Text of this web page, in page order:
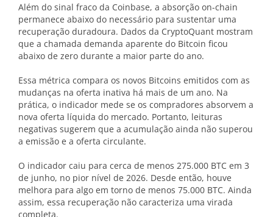
Além do sinal fraco da Coinbase, a absorção on-chain
permanece abaixo do necessário para sustentar uma
recuperação duradoura. Dados da CryptoQuant mostram
que a chamada demanda aparente do Bitcoin ficou
abaixo de zero durante a maior parte do ano.
Essa métrica compara os novos Bitcoins emitidos com as
mudanças na oferta inativa há mais de um ano. Na
prática, o indicador mede se os compradores absorvem a
nova oferta líquida do mercado. Portanto, leituras
negativas sugerem que a acumulação ainda não superou
a emissão e a oferta circulante.
O indicador caiu para cerca de menos 275.000 BTC em 3
de junho, no pior nível de 2026. Desde então, houve
melhora para algo em torno de menos 75.000 BTC. Ainda
assim, essa recuperação não caracteriza uma virada
completa.